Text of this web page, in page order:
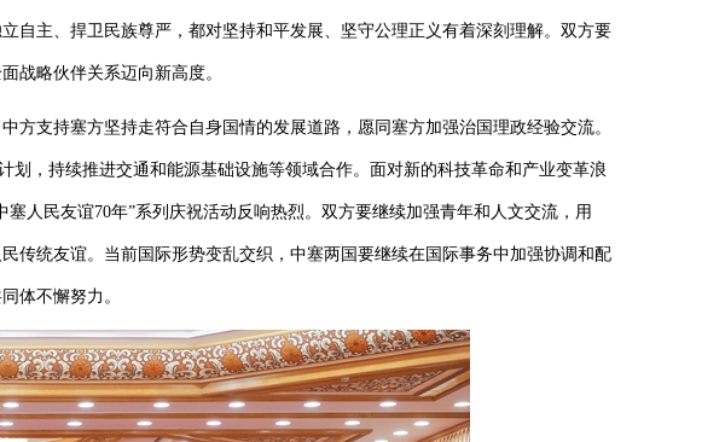
自主、捍卫民族尊严，都对坚持和平发展、坚守公理正义有着深刻理解。双方要
战略伙伴关系迈向新高度。
支持塞方坚持走符合自身国情的发展道路，愿同塞方加强治国理政经验交流。
划，持续推进交通和能源基础设施等领域合作。面对新的科技革命和产业变革浪
人民友谊70年”系列庆祝活动反响热烈。双方要继续加强青年和人文交流，用
传统友谊。当前国际形势变乱交织，中塞两国要继续在国际事务中加强协调和配
体不懈努力。